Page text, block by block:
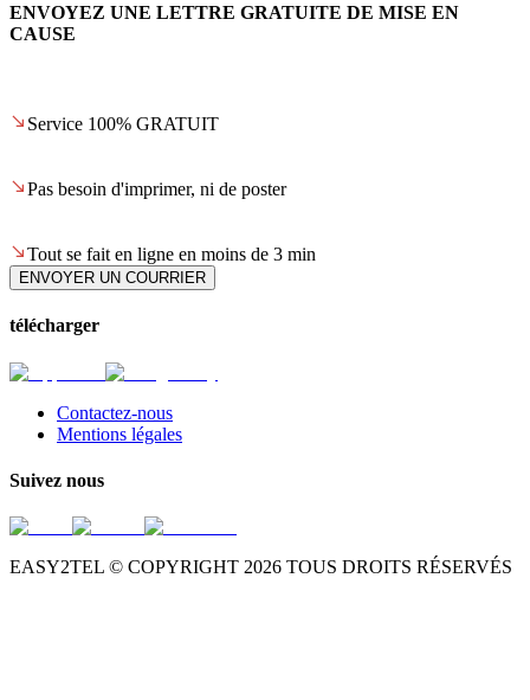
ENVOYEZ UNE LETTRE GRATUITE DE MISE EN
CAUSE
Service 100% GRATUIT
Pas besoin d'imprimer, ni de poster
Tout se fait en ligne en moins de 3 min
ENVOYER UN COURRIER
télécharger
Contactez-nous
Mentions légales
Suivez nous
EASY2TEL © COPYRIGHT 2026 TOUS DROITS RÉSERVÉS